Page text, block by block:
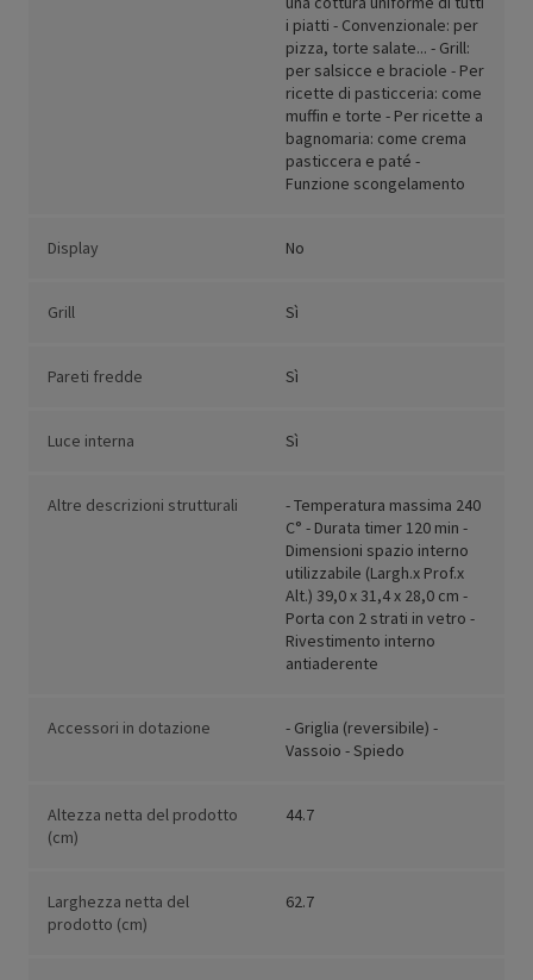
i piatti - Convenzionale: per
pizza, torte salate... - Grill:
per salsicce e braciole - Per
ricette di pasticceria: come
muffin e torte - Per ricette a
bagnomaria: come crema
pasticcera e paté -
Funzione scongelamento
Display No
Grill Sì
Pareti fredde Sì
Luce interna Sì
Altre descrizioni strutturali
- Temperatura massima 240
C° - Durata timer 120 min -
Dimensioni spazio interno
utilizzabile (Largh.x Prof.x
Alt.) 39,0 x 31,4 x 28,0 cm -
Porta con 2 strati in vetro -
Rivestimento interno
antiaderente
Accessori in dotazione
- Griglia (reversibile) -
Vassoio - Spiedo
Altezza netta del prodotto
(cm)
44.7
Larghezza netta del
prodotto (cm)
62.7